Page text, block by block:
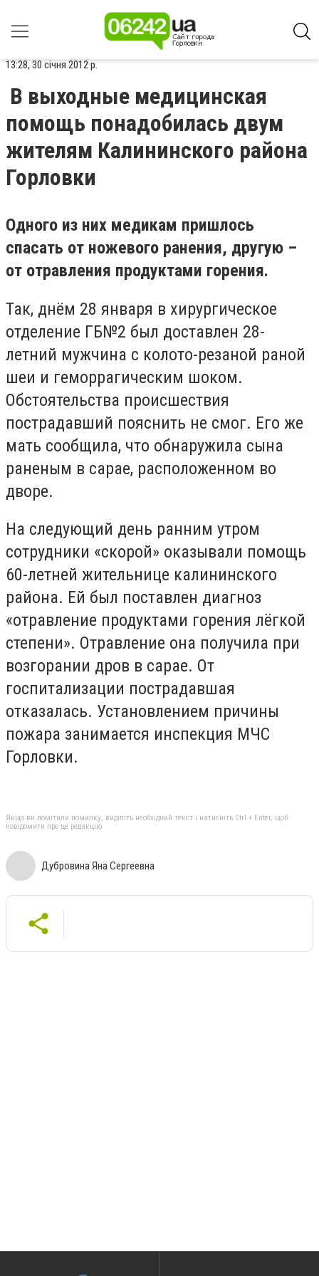
13:28, 30 січня 2012 р.
В выходные медицинская
помощь понадобилась двум
жителям Калининского района
Горловки
Одного из них медикам пришлось
спасать от ножевого ранения, другую –
от отравления продуктами горения.
Так, днём 28 января в хирургическое
отделение ГБ№2 был доставлен 28-
летний мужчина с колото-резаной раной
шеи и геморрагическим шоком.
Обстоятельства происшествия
пострадавший пояснить не смог. Его же
мать сообщила, что обнаружила сына
раненым в сарае, расположенном во
дворе.
На следующий день ранним утром
сотрудники «скорой» оказывали помощь
60-летней жительнице калининского
района. Ей был поставлен диагноз
«отравление продуктами горения лёгкой
степени». Отравление она получила при
возгорании дров в сарае. От
госпитализации пострадавшая
отказалась. Установлением причины
пожара занимается инспекция МЧС
Горловки.
Якщо ви помітили помилку, виділіть необхідний текст і натисніть Ctrl + Enter, щоб
повідомити про це редакцію
Дубровина Яна Сергеевна